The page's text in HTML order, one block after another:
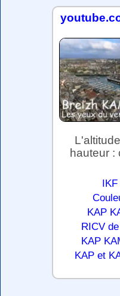
hauteur :
KAP
RICV
KAP
KAP et